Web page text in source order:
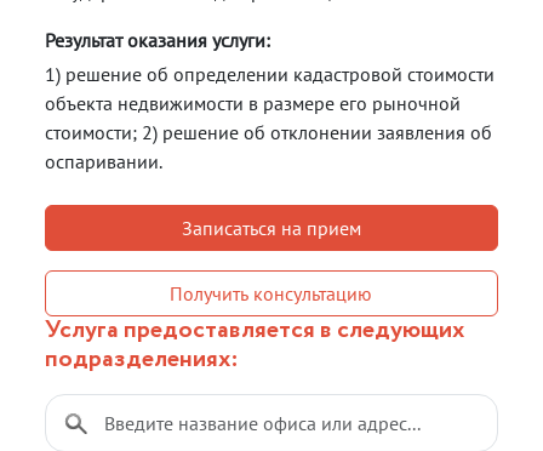
Результат оказания услуги:
1) решение об определении кадастровой стоимости
объекта недвижимости в размере его рыночной
стоимости; 2) решение об отклонении заявления об
оспаривании.
Записаться на прием
Получить консультацию
Услуга предоставляется в следующих
подразделениях: